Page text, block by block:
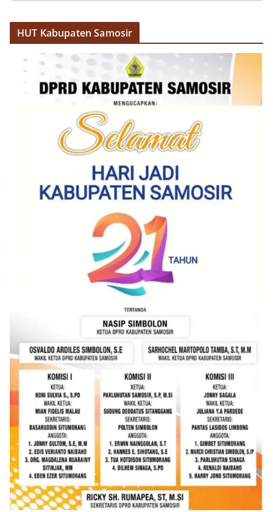
warga agar mulai mempersiapkan dan memasang
bendera Merah Putih di depan rumah masing-
masing secara penuh. Ini adalah bentuk
penghormatan kita bersama terhadap
perjuangan para pahlawan yang telah merebut
kemerdekaan,” ujar Aiptu Muliyadi Suraukur saat
berdialog dengan warga.‎‎Ia juga menambahkan
agar warga memperhatikan kondisi bendera yang
akan dikibarkan, memastikan bendera dalam
keadaan bersih, tidak sobek, dan layak untuk
dikibarkan sebagai simbol kehormatan
negara.‎‎‎Selain menyampaikan imbauan terkait
bendera, kegiatan sambang DDS ini juga
dimanfaatkan sebagai sarana deteksi dini (early
warning) guna mengantisipasi potensi gangguan
keamanan dan ketertiban masyarakat
(Kamtibmas) di lingkungan tempat tinggal warga.
Melalui interaksi langsung tersebut,
Bhabinkamtibmas dapat menghimpun informasi
awal terkait situasi sosial, potensi kerawanan,
maupun hal-hal yang dapat mengganggu
kondusivitas wilayah, khususnya menjelang
perayaan HUT Kemerdekaan RI yang biasanya
diwarnai dengan berbagai kegiatan dan
keramaian warga.‎‎Dengan adanya deteksi dini ini,
diharapkan potensi gangguan keamanan dapat
diantisipasi sejak awal sehingga situasi di
Kelurahan Sunggal tetap terjaga aman, tertib,
dan kondusif hingga puncak perayaan HUT
Kemerdekaan RI berlangsung.‎‎Wujud Kedekatan
Polri dengan Masyarakat‎Kegiatan sambang Door
to Door System ini merupakan salah satu bentuk
implementasi program Polri Presisi yang
mengedepankan kehadiran dan kedekatan
personel Kepolisian dengan masyarakat. Melalui
kegiatan semacam ini, Bhabinkamtibmas tidak
hanya berperan sebagai penyampai informasi
dan imbauan, tetapi juga sebagai mitra
masyarakat dalam menjaga keamanan lingkungan
secara bersama-sama.‎‎Kehadiran
HUT Kabupaten Samosir